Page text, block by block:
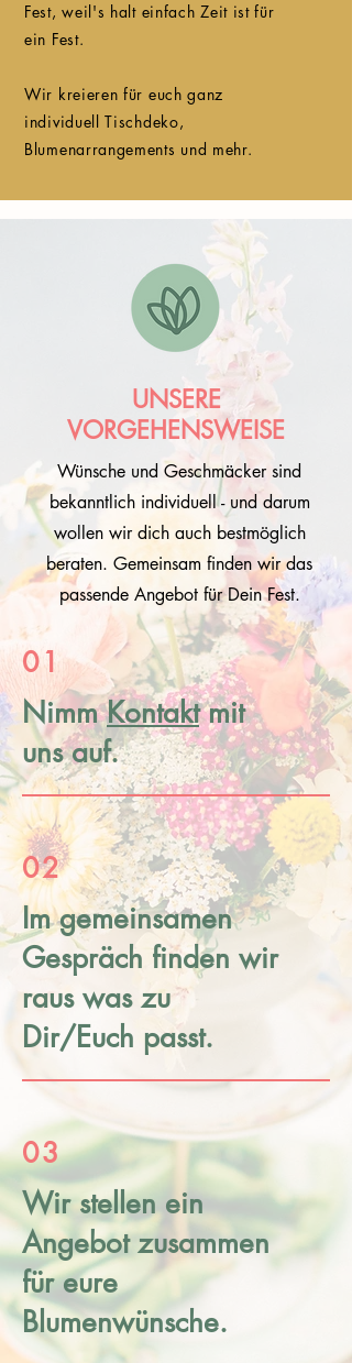
Fest, weil's halt einfach Zeit ist für
ein Fest.
Wir kreieren für euch ganz
individuell Tischdeko,
Blumenarrangements und mehr.
UNSERE
VORGEHENSWEISE
Wünsche und Geschmäcker sind
bekanntlich individuell - und darum
wollen wir dich auch bestmöglich
beraten. Gemeinsam finden wir das
passende Angebot für Dein Fest.
01
NimmKontaktmit
uns auf.
02
Im gemeinsamen
Gespräch finden wir
raus was zu
Dir/Euch passt.
03
Wir stellen ein
Angebot zusammen
für eure
Blumenwünsche.